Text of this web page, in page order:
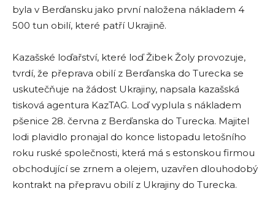
byla v Berďansku jako první naložena nákladem 4
500 tun obilí, které patří Ukrajině.
Kazašské loďařství, které loď Žibek Žoly provozuje,
tvrdí, že přeprava obilí z Berďanska do Turecka se
uskutečňuje na žádost Ukrajiny, napsala kazašská
tisková agentura KazTAG. Loď vyplula s nákladem
pšenice 28. června z Berďanska do Turecka. Majitel
lodi plavidlo pronajal do konce listopadu letošního
roku ruské společnosti, která má s estonskou firmou
obchodující se zrnem a olejem, uzavřen dlouhodobý
kontrakt na přepravu obilí z Ukrajiny do Turecka.